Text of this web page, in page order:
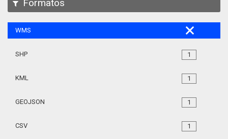
Formatos
WMS
1
SHP
1
KML
1
GEOJSON
1
CSV